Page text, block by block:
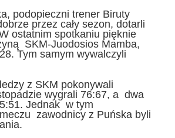
podopieczni trener Biruty
przez cały sezon, dotarli
ostatnim spotkaniu pięknie
SKM-Juodosios Mamba,
Tym samym wywalczyli
z SKM pokonywali
wygrali 76:67, a dwa
Jednak w tym
zawodnicy z Puńska byli